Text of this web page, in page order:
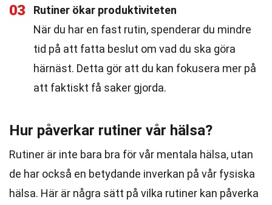
03
Rutiner ökar produktiviteten
När du har en fast rutin, spenderar du mindre
tid på att fatta beslut om vad du ska göra
härnäst. Detta gör att du kan fokusera mer på
att faktiskt få saker gjorda.
Hur påverkar rutiner vår hälsa?
Rutiner är inte bara bra för vår mentala hälsa, utan
de har också en betydande inverkan på vår fysiska
hälsa. Här är några sätt på vilka rutiner kan påverka